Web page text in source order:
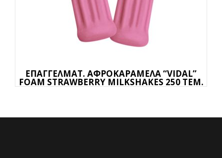
ΕΠΑΓΓΕΛΜΑΤ. ΑΦΡΟΚΑΡΑΜΕΛΑ “VIDAL”
FOAM STRAWBERRY MILKSHAKES 250 TEM.